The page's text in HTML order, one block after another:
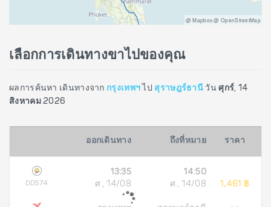
@ Mapbox @ OpenStreetMap
เลือกการเดินทางขาไปของคุณ
ผลการค้นหา เดินทางจาก กรุงเทพฯ ไป สุราษฎร์ธานี วันศุกร์, 14
สิงหาคม 2026
ออกเดินทาง ถึงที่หมาย ราคา
DD574
13:35
ศ., 14/08
14:50
ศ., 14/08
1,461 ฿